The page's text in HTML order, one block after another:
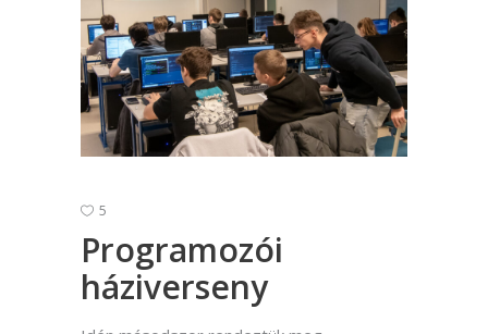
5
Programozói
háziverseny